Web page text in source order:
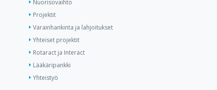
Nuorisovaihto
Projektit
Varainhankinta ja lahjoitukset
Yhteiset projektit
Rotaract ja Interact
Lääkäripankki
Yhteistyö